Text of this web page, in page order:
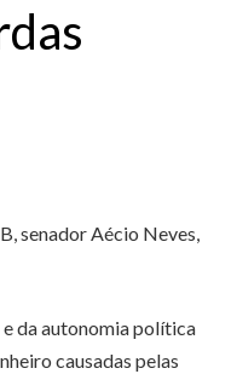
senador Aécio Neves,
da autonomia política
causadas pelas